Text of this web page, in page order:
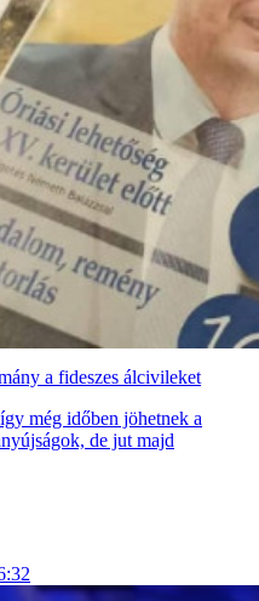
a fideszes álcivileket
még időben jöhetnek a
de jut majd